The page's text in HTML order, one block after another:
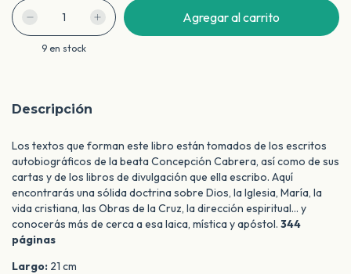
9en stock
Descripción
Los textos que forman este libro están tomados de los escritos
autobiográficos de la beata Concepción Cabrera, así como de sus
cartas y de los libros de divulgación que ella escribo. Aquí
encontrarás una sólida doctrina sobre Dios, la Iglesia, María, la
vida cristiana, las Obras de la Cruz, la dirección espiritual… y
conocerás más de cerca a esa laica, mística y apóstol. 344
páginas
Largo: 21 cm